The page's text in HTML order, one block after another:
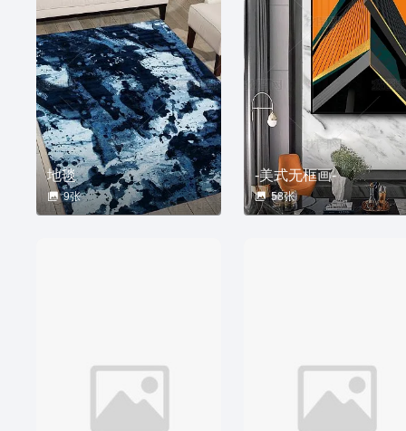
地毯
9张
-美式无框画-
58张